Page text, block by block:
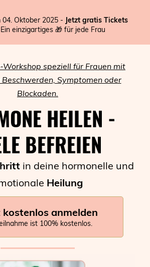
04. Oktober 2025 - Jetzt gratis Tickets
einzigartiges 🎁 für jede Frau
speziell für Frauen mit
Beschwerden, Symptomen oder
Blockaden.
HEILEN -
BEFREIEN
in deine hormonelle und
Heilung
kostenlos anmelden
ist 100% kostenlos.